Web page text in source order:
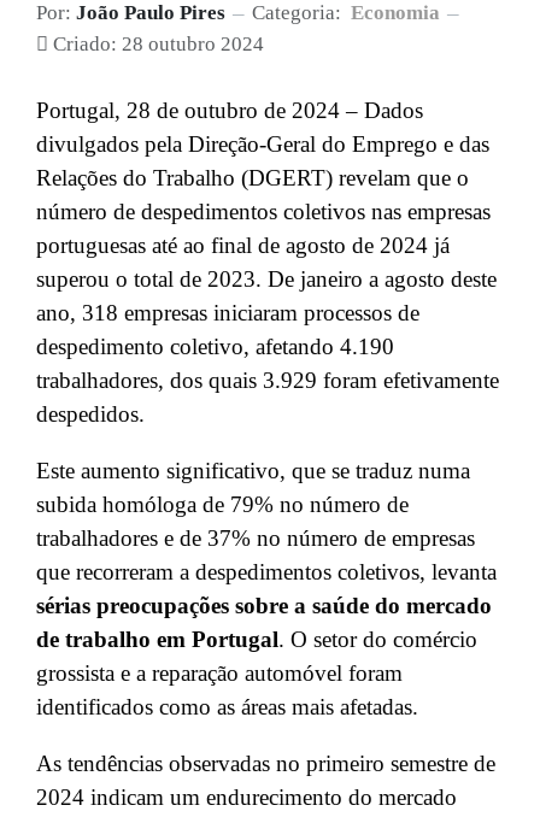
Por: João Paulo Pires Categoria: Economia
Criado: 28 outubro 2024
Portugal, 28 de outubro de 2024 – Dados
divulgados pela Direção-Geral do Emprego e das
Relações do Trabalho (DGERT) revelam que o
número de despedimentos coletivos nas empresas
portuguesas até ao final de agosto de 2024 já
superou o total de 2023. De janeiro a agosto deste
ano, 318 empresas iniciaram processos de
despedimento coletivo, afetando 4.190
trabalhadores, dos quais 3.929 foram efetivamente
despedidos.
Este aumento significativo, que se traduz numa
subida homóloga de 79% no número de
trabalhadores e de 37% no número de empresas
que recorreram a despedimentos coletivos, levanta
sérias preocupações sobre a saúde do mercado
de trabalho em Portugal. O setor do comércio
grossista e a reparação automóvel foram
identificados como as áreas mais afetadas.
As tendências observadas no primeiro semestre de
2024 indicam um endurecimento do mercado